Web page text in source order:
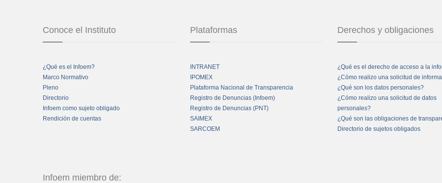
Conoce el Instituto
¿Qué es el Infoem?
Marco Normativo
Pleno
Directorio
Infoem como sujeto obligado
Rendición de cuentas
Plataformas
INTRANET
IPOMEX
Plataforma Nacional de Transparencia
Registro de Denuncias (Infoem)
Registro de Denuncias (PNT)
SAIMEX
SARCOEM
Derechos y obligaciones
¿Qué es el derecho de acceso a la
¿Cómo realizo una solicitud de
¿Qué son los datos personales?
¿Cómo realizo una solicitud de datos
personales?
¿Qué son las obligaciones de
Directorio de sujetos obligados
Infoem miembro de: